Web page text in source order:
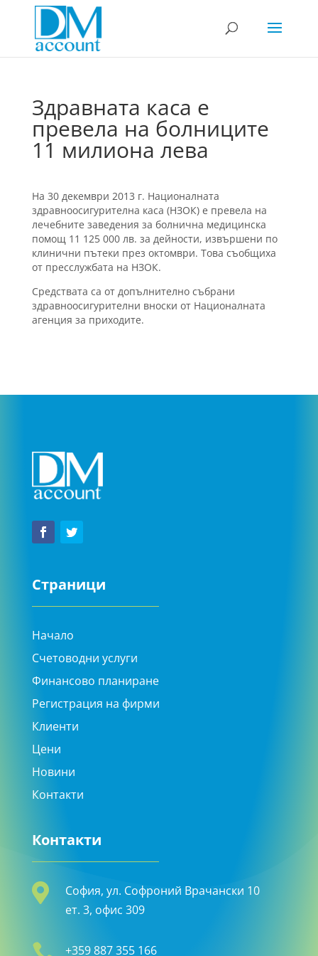
Здравната каса е
превела на болниците
11 милиона лева
На 30 декември 2013 г. Националната
здравноосигурителна каса (НЗОК) е превела на
лечебните заведения за болнична медицинска
помощ 11 125 000 лв. за дейности, извършени по
клинични пътеки през октомври. Това съобщиха
от пресслужбата на НЗОК.
Средствата са от допълнително събрани
здравноосигурителни вноски от Националната
агенция за приходите.
Страници
Начало
Счетоводни услуги
Финансово планиране
Регистрация на фирми
Клиенти
Цени
Новини
Контакти
Контакти

София, ул. Софроний Врачански 10
ет. 3, офис 309
+359 887 355 166